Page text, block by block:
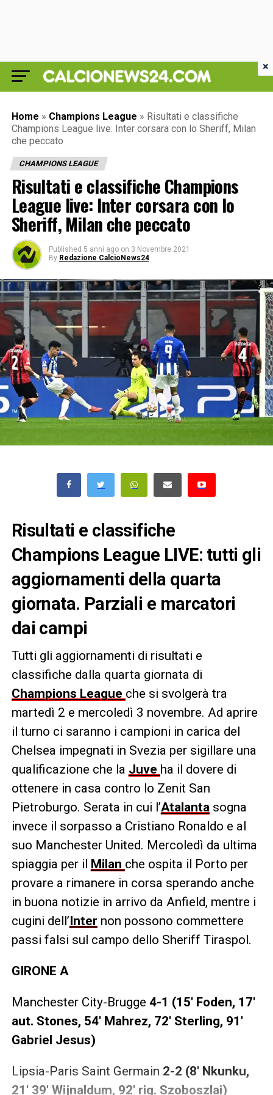
Home » Champions League » Risultati e classifiche
Champions League live: Inter corsara con lo Sheriff, Milan
che peccato
CHAMPIONS LEAGUE
Risultati e classifiche Champions
League live: Inter corsara con lo
Sheriff, Milan che peccato
Published 5 anni ago on 3 Novembre 2021
By Redazione CalcioNews24
Risultati e classifiche
Champions League LIVE: tutti gli
aggiornamenti della quarta
giornata. Parziali e marcatori
dai campi
Tutti gli aggiornamenti di risultati e
classifiche dalla quarta giornata di
Champions League che si svolgerà tra
martedì 2 e mercoledì 3 novembre. Ad aprire
il turno ci saranno i campioni in carica del
Chelsea impegnati in Svezia per sigillare una
qualificazione che la Juve ha il dovere di
ottenere in casa contro lo Zenit San
Pietroburgo. Serata in cui l’Atalanta sogna
invece il sorpasso a Cristiano Ronaldo e al
suo Manchester United. Mercoledì da ultima
spiaggia per il Milan che ospita il Porto per
provare a rimanere in corsa sperando anche
in buona notizie in arrivo da Anfield, mentre i
cugini dell’Inter non possono commettere
passi falsi sul campo dello Sheriff Tiraspol.
GIRONE A
Manchester City-Brugge 4-1 (15′ Foden, 17′
aut. Stones, 54′ Mahrez, 72′ Sterling, 91′
Gabriel Jesus)
Lipsia-Paris Saint Germain 2-2 (8′ Nkunku,
21′ 39′ Wijnaldum, 92′ rig. Szoboszlai)
×